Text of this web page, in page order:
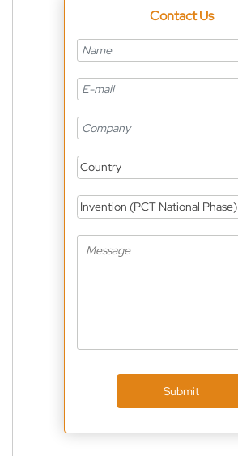
Contact Us
Country
Invention (PCT National Phase)
Submit